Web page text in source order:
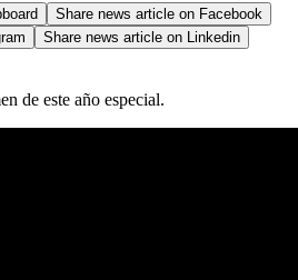
Share news article on Facebook
Share news article on
Linkedin
de este año especial.